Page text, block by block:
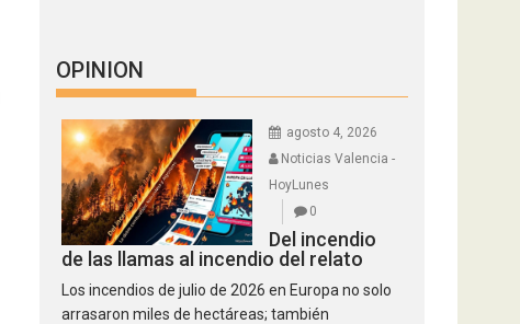
OPINION
agosto 4, 2026
Noticias Valencia -
HoyLunes
0
Del incendio
de las llamas al incendio del relato
Los incendios de julio de 2026 en Europa no solo
arrasaron miles de hectáreas; también